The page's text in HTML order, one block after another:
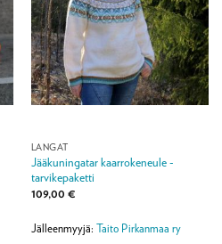
LANGAT
Jääkuningatar kaarrokeneule -
tarvikepaketti
109,00 €
Jälleenmyyjä: Taito Pirkanmaa ry